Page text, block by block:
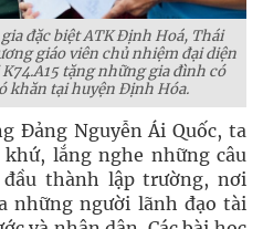
đặc biệt ATK Định Hoá, Thái
giáo viên chủ nhiệm đại diện
tặng những gia đình có
khăn tại huyện Định Hóa.
Đảng Nguyễn Ái Quốc, ta
lắng nghe những câu
thành lập trường, nơi
những người lãnh đạo tài